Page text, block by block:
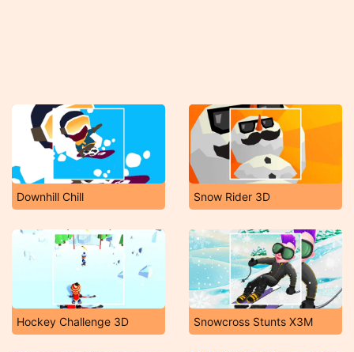
Downhill Chill Snow Rider 3D
Hockey Challenge 3D Snowcross Stunts X3M